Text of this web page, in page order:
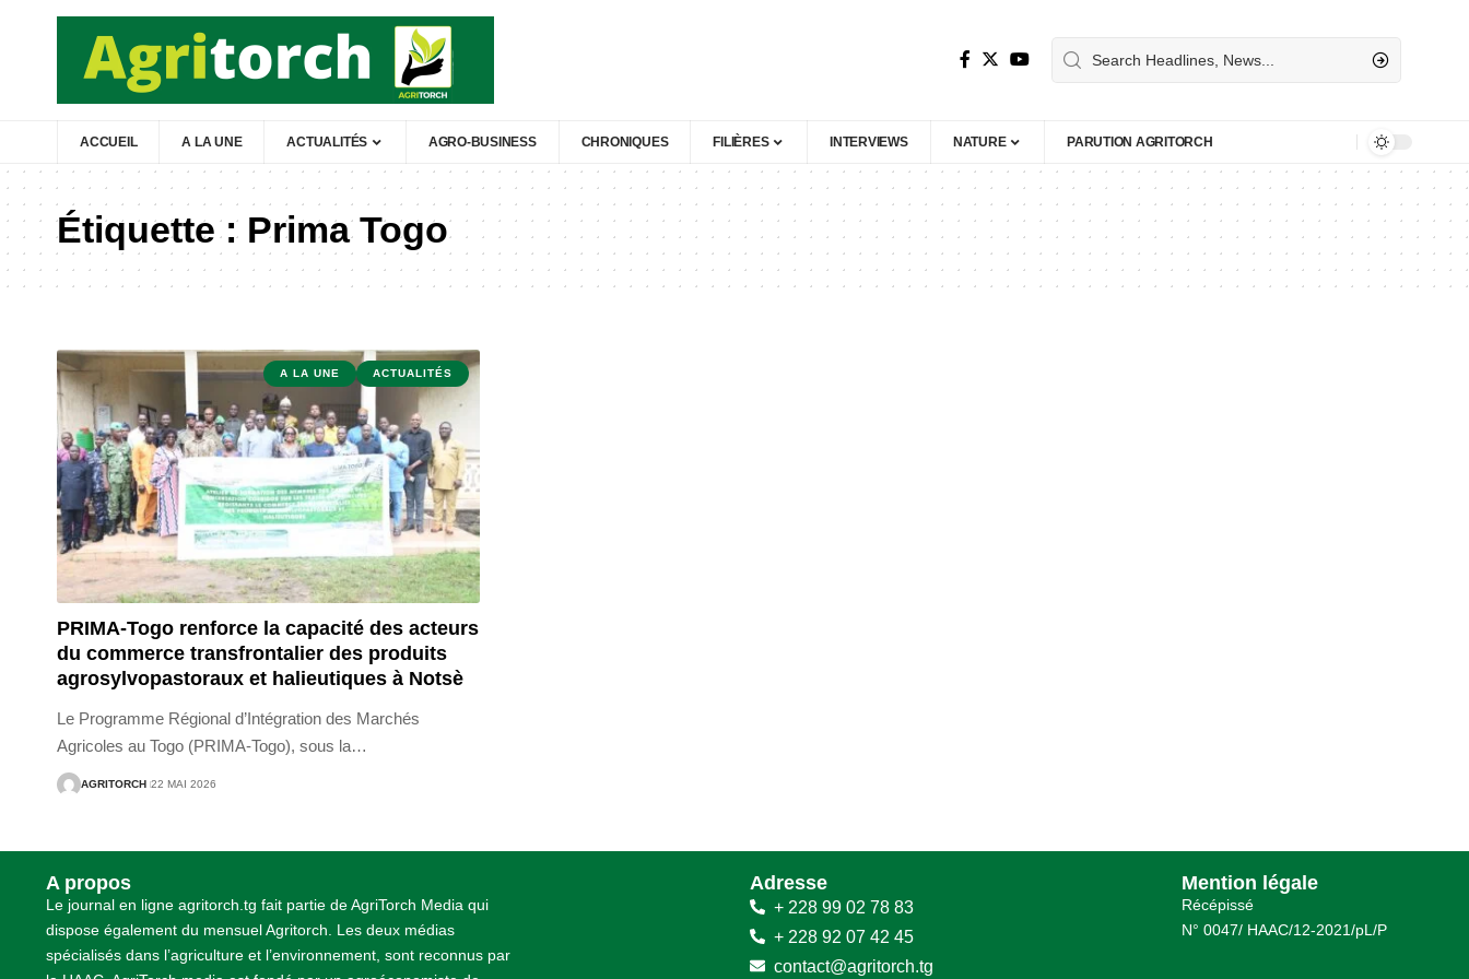
ACCUEIL A LA UNE ACTUALITÉS AGRO-BUSINESS CHRONIQUES FILIÈRES INTERVIEWS NATURE PARUTION AGRITORCH
Étiquette : Prima Togo
A LA UNE ACTUALITÉS
PRIMA-Togo renforce la capacité des acteurs
du commerce transfrontalier des produits
agrosylvopastoraux et halieutiques à Notsè
Le Programme Régional d’Intégration des Marchés
Agricoles au Togo (PRIMA-Togo), sous la…
AGRITORCH 22 MAI 2026
A propos
Le journal en ligne agritorch.tg fait partie de AgriTorch Media qui
dispose également du mensuel Agritorch. Les deux médias
spécialisés dans l’agriculture et l’environnement, sont reconnus par
Adresse
+ 228 99 02 78 83
+ 228 92 07 42 45
contact@agritorch.tg
Mention légale
Récépissé
N° 0047/ HAAC/12-2021/pL/P